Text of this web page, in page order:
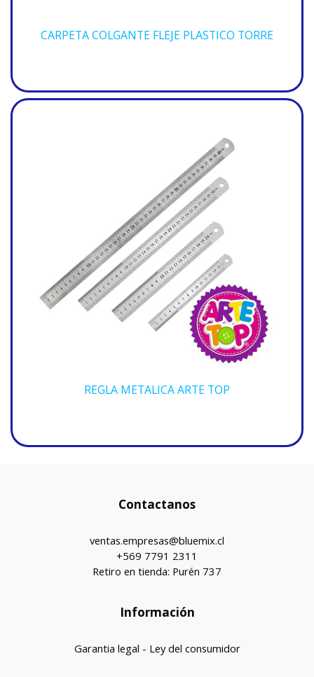
CARPETA COLGANTE FLEJE PLASTICO TORRE
REGLA METALICA ARTE TOP
Contactanos
ventas.empresas@bluemix.cl
+569 7791 2311
Retiro en tienda: Purén 737
Información
Garantia legal - Ley del consumidor